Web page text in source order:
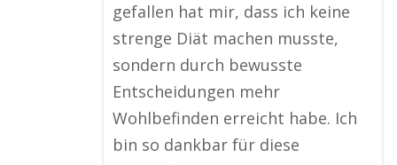
gefallen hat mir, dass ich keine
strenge Diät machen musste,
sondern durch bewusste
Entscheidungen mehr
Wohlbefinden erreicht habe. Ich
bin so dankbar für diese